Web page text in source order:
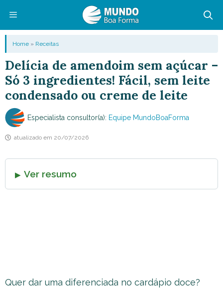
conteúdo
Menu
Home » Receitas
Delícia de amendoim sem açúcar –
Só 3 ingredientes! Fácil, sem leite
condensado ou creme de leite
Especialista consultor(a): Equipe MundoBoaForma
atualizado em 20/07/2026
Ver resumo
Quer dar uma diferenciada no cardápio doce?